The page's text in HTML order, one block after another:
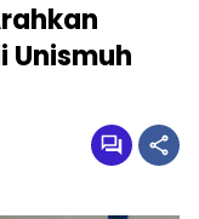
Unismuh